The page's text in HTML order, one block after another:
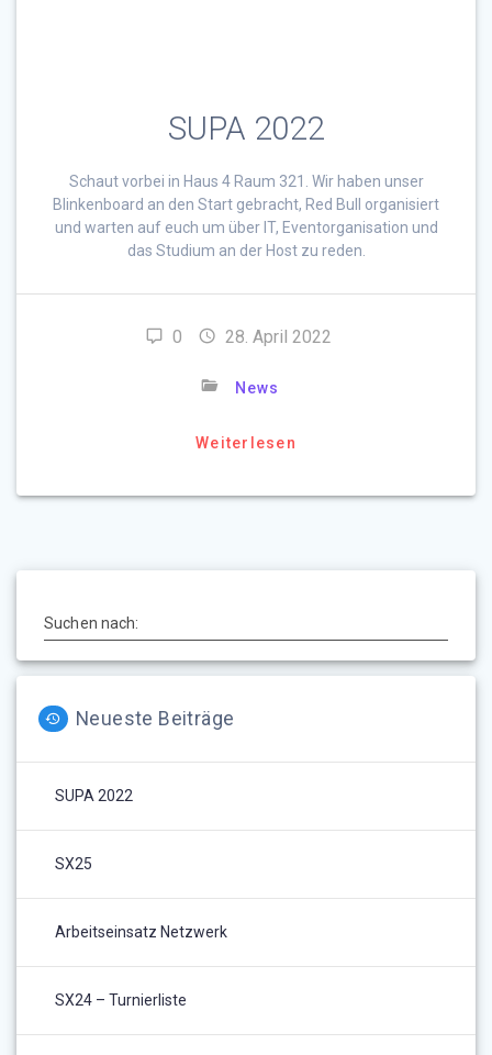
SUPA 2022
Schaut vorbei in Haus 4 Raum 321. Wir haben unser
Blinkenboard an den Start gebracht, Red Bull organisiert
und warten auf euch um über IT, Eventorganisation und
das Studium an der Host zu reden.
0 28. April 2022
News
Weiterlesen
Suchen nach:
Neueste Beiträge
SUPA 2022
SX25
Arbeitseinsatz Netzwerk
SX24 – Turnierliste